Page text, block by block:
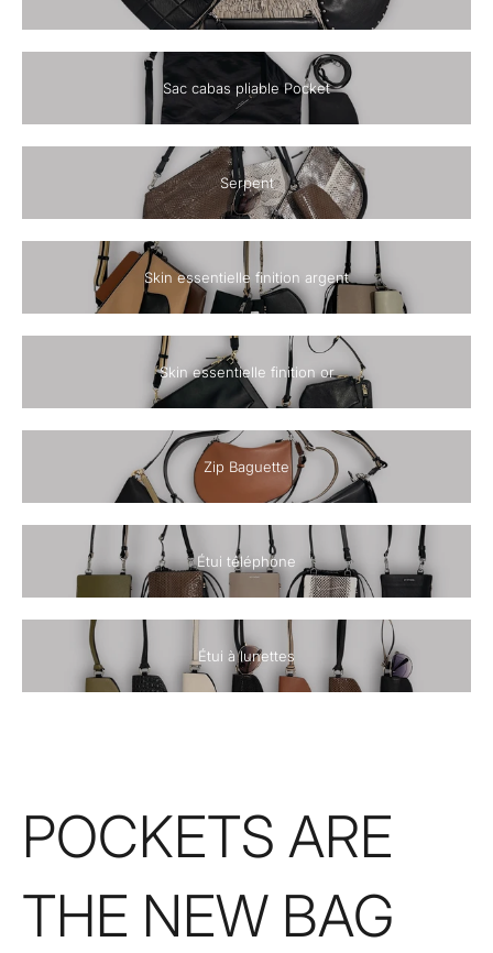
Sac cabas pliable Pocket
Serpent
Skin essentielle finition argent
Skin essentielle finition or
Zip Baguette
Étui téléphone
Étui à lunettes
POCKETS ARE
THE NEW BAG